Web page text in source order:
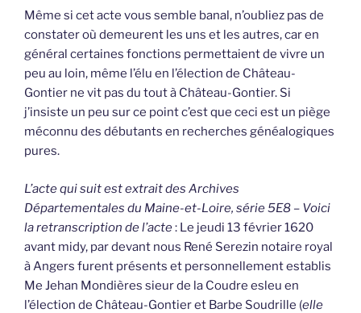
Même si cet acte vous semble banal, n’oubliez pas de
constater où demeurent les uns et les autres, car en
général certaines fonctions permettaient de vivre un
peu au loin, même l’élu en l’élection de Château-
Gontier ne vit pas du tout à Château-Gontier. Si
j’insiste un peu sur ce point c’est que ceci est un piège
méconnu des débutants en recherches généalogiques
pures.
L’acte qui suit est extrait des Archives
Départementales du Maine-et-Loire, série 5E8 – Voici
la retranscription de l’acte: Le jeudi 13 février 1620
avant midy, par devant nous René Serezin notaire royal
à Angers furent présents et personnellement establis
Me Jehan Mondières sieur de la Coudre esleu en
l’élection de Château-Gontier et Barbe Soudrille (elle